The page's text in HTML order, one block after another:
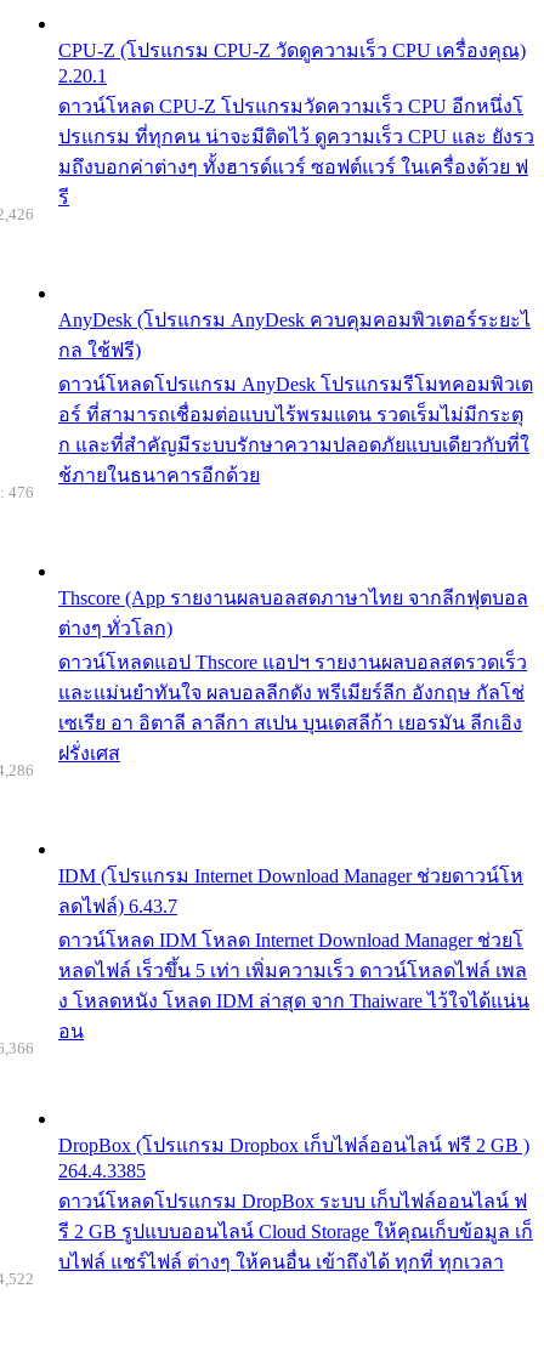
CPU-Z (โปรแกรม CPU-Z วัดดูความเร็ว CPU เครื่องคุณ)
2.20.1
ดาวน์โหลด CPU-Z โปรแกรมวัดความเร็ว CPU อีกหนึ่งโ
ปรแกรม ที่ทุกคน น่าจะมีติดไว้ ดูความเร็ว CPU และ ยังรว
มถึงบอกค่าต่างๆ ทั้งฮารด์แวร์ ซอฟต์แวร์ ในเครื่องด้วย ฟ
รี
AnyDesk (โปรแกรม AnyDesk ควบคุมคอมพิวเตอร์ระยะไ
กล ใช้ฟรี)
ดาวน์โหลดโปรแกรม AnyDesk โปรแกรมรีโมทคอมพิวเต
อร์ ที่สามารถเชื่อมต่อแบบไร้พรมแดน รวดเร็มไม่มีกระตุ
ก และที่สำคัญมีระบบรักษาความปลอดภัยแบบเดียวกับที่ใ
ช้ภายในธนาคารอีกด้วย
Thscore (App รายงานผลบอลสดภาษาไทย จากลีกฟุตบอล
ต่างๆ ทั่วโลก)
ดาวน์โหลดแอป Thscore แอปฯ รายงานผลบอลสดรวดเร็ว
และแม่นยำทันใจ ผลบอลลีกดัง พรีเมียร์ลีก อังกฤษ กัลโช่
เซเรีย อา อิตาลี ลาลีกา สเปน บุนเดสลีก้า เยอรมัน ลีกเอิง
ฝรั่งเศส
476
IDM (โปรแกรม Internet Download Manager ช่วยดาวน์โห
ลดไฟล์) 6.43.7
ดาวน์โหลด IDM โหลด Internet Download Manager ช่วยโ
หลดไฟล์ เร็วขึ้น 5 เท่า เพิ่มความเร็ว ดาวน์โหลดไฟล์ เพล
ง โหลดหนัง โหลด IDM ล่าสุด จาก Thaiware ไว้ใจได้แน่น
อน
DropBox (โปรแกรม Dropbox เก็บไฟล์ออนไลน์ ฟรี 2 GB )
264.4.3385
ดาวน์โหลดโปรแกรม DropBox ระบบ เก็บไฟล์ออนไลน์ ฟ
รี 2 GB รูปแบบออนไลน์ Cloud Storage ให้คุณเก็บข้อมูล เก็
บไฟล์ แชร์ไฟล์ ต่างๆ ให้คนอื่น เข้าถึงได้ ทุกที่ ทุกเวลา